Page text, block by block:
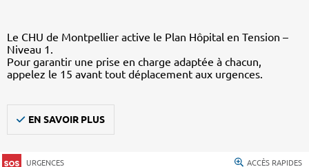
Le CHU de Montpellier active le Plan Hôpital en Tension –
Niveau 1.
Pour garantir une prise en charge adaptée à chacun,
appelez le 15 avant tout déplacement aux urgences.
EN SAVOIR PLUS
URGENCES ACCÈS RAPIDES